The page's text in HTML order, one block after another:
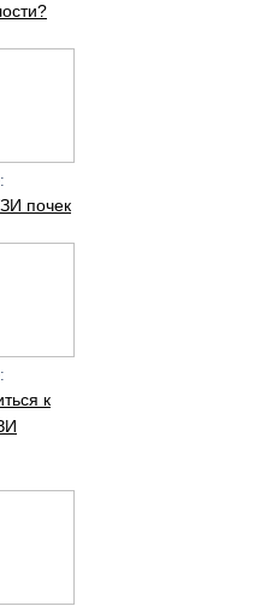
почек
к